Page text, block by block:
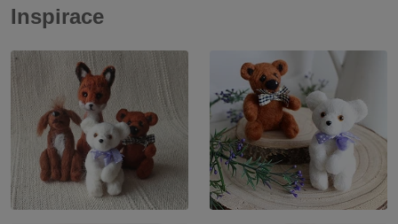
Inspirace